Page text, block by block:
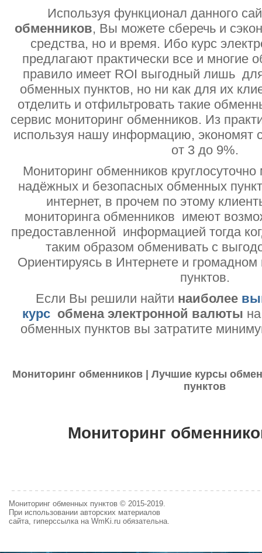
Используя функционал данного
обменников, Вы можете сберечь и
средства, но и время. Ибо курс
предлагают практически все и многие
правило имеет ROI выгодный лишь
обменных пунктов, но ни как для их
отделить и отфильтровать такие
сервис мониторинг обменников. Из
используя нашу информацию, экономят
от 3 до 9%.
Мониторинг обменников круглосуточно
надёжных и безопасных обменных
интернет, в прочем по этому
мониторинга обменников имеют
предоставленной информацией тогда
таким образом обменивать с
Ориентируясь в Интернете и
пунктов.
Если Вы решили найти наиболее
курс обмена электронной валюты
обменных пунктов вы затратите
Мониторинг обменников | Лучшие курсы
пунктов
Мониторинг
Мониторинг обменных пунктов © 2015-2019.
При использовании авторских материалов
сайта, гиперссылка на WmKi.ru обязательна.